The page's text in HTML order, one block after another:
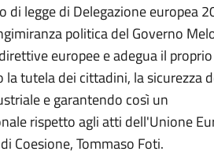
di legge di Delegazione europea
politica del Governo
europee e adegua il proprio
tutela dei cittadini, la sicurezza
e garantendo così un
rispetto agli atti dell'Unione
Coesione, Tommaso Foti.